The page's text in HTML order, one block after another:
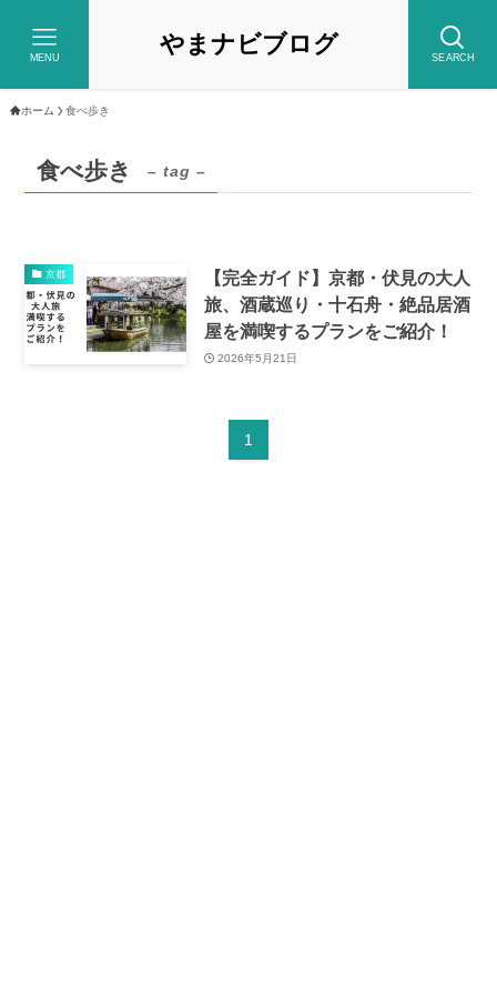
やまナビブログ SEARCH
MENU
ホーム 食べ歩き
食べ歩き – tag –
京都
【完全ガイド】京都・伏見の大人
旅、酒蔵巡り・十石舟・絶品居酒
屋を満喫するプランをご紹介！
2026年5月21日
1